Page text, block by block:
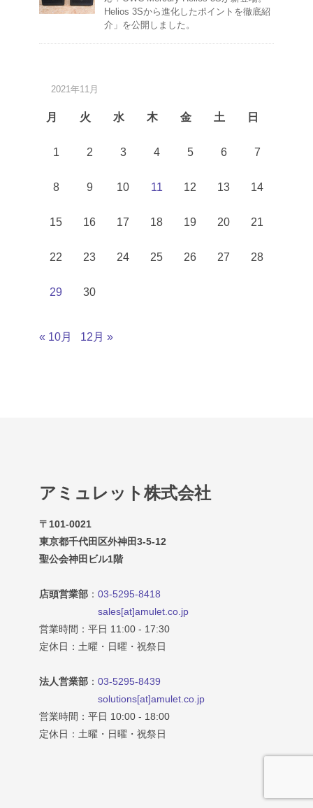
Helios 3Sから進化したポイントを徹底紹
介」を公開しました。
2021年11月
月 火 水 木 金 土 日
1 2 3 4 5 6 7
8 9 10 11 12 13 14
15 16 17 18 19 20 21
22 23 24 25 26 27 28
29 30
« 10月 12月 »
アミュレット株式会社
〒101-0021
東京都千代田区外神田3-5-12
聖公会神田ビル1階
店頭営業部 ： 03-5295-8418
sales[at]amulet.co.jp
営業時間：平日 11:00 - 17:30
定休日：土曜・日曜・祝祭日
法人営業部 ： 03-5295-8439
solutions[at]amulet.co.jp
営業時間：平日 10:00 - 18:00
定休日：土曜・日曜・祝祭日